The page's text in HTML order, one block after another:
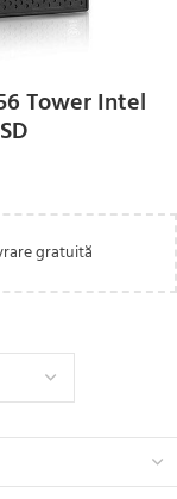
Tower Intel
gratuită